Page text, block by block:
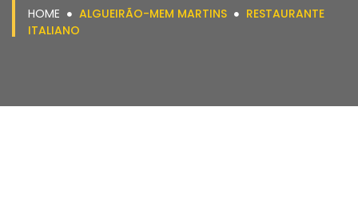
HOME ALGUEIRÃO-MEM MARTINS
RESTAURANTE
ITALIANO